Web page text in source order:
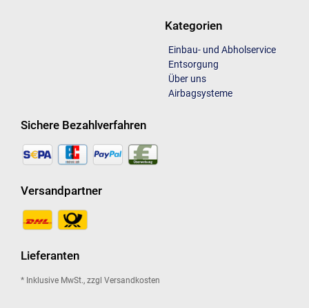
Kategorien
Einbau- und Abholservice
Entsorgung
Über uns
Airbagsysteme
Sichere Bezahlverfahren
Versandpartner
Lieferanten
* Inklusive MwSt., zzgl Versandkosten